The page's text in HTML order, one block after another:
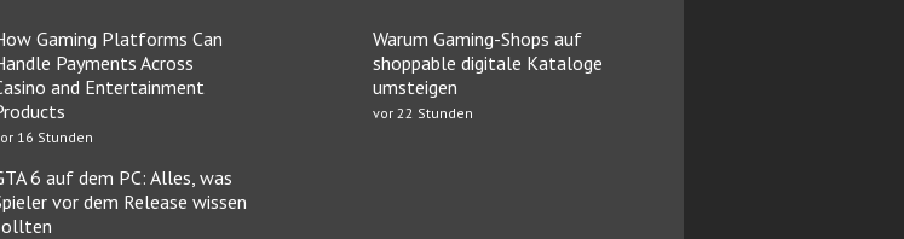
Gaming Platforms Can
Payments Across
and Entertainment
16 Stunden
Warum Gaming-Shops auf
shoppable digitale Kataloge
umsteigen
vor 22 Stunden
6 auf dem PC: Alles, was
vor dem Release wissen